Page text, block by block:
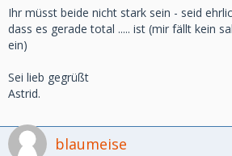
Ihr müsst beide nicht stark sein - seid
dass es gerade total ..... ist (mir fällt kein
ein)
Sei lieb gegrüßt
Astrid.
blaumeise